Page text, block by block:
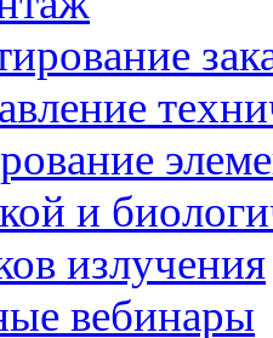
и
излучения
вебинары